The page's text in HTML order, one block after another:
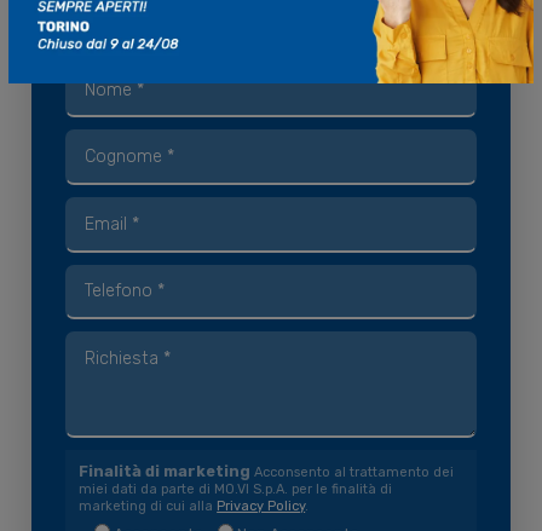
Compila il modulo con i tuoi dati, ti ricontattiamo
noi!
Finalità di marketing Acconsento al trattamento dei
miei dati da parte di MO.VI S.p.A. per le finalità di
marketing di cui alla Privacy Policy.